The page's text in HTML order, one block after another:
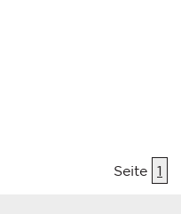
Seite 1